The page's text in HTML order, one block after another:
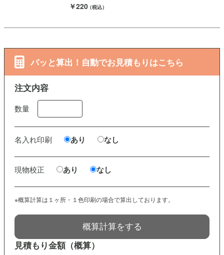
￥220（税込）
パッと算出！自動でお見積もりはこちら
注文内容
数量
名入れ印刷 あり なし
現物校正 あり なし
※概算計算は１ヶ所・１色印刷の場合で算出しております。
概算計算をする
見積もり金額（概算）